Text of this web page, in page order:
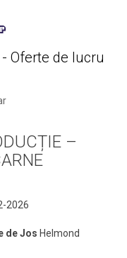
Oferte de lucru
–
2026
de Jos Helmond